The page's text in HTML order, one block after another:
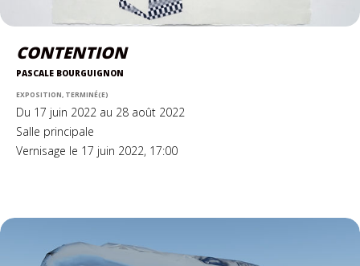
CONTENTION
PASCALE BOURGUIGNON
EXPOSITION, TERMINÉ(E)
Du 17 juin 2022 au 28 août 2022
Salle principale
Vernisage le 17 juin 2022, 17:00